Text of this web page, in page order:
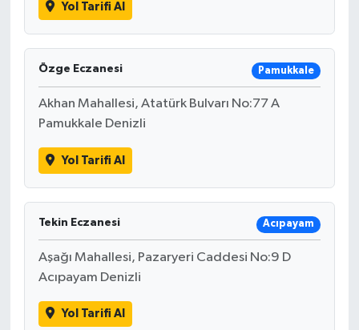
Yol Tarifi Al
Özge Eczanesi Pamukkale
Akhan Mahallesi, Atatürk Bulvarı No:77 A
Pamukkale Denizli
Yol Tarifi Al
Tekin Eczanesi Acıpayam
Aşağı Mahallesi, Pazaryeri Caddesi No:9 D
Acıpayam Denizli
Yol Tarifi Al